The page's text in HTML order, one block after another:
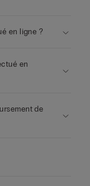
en ligne ?
en
de